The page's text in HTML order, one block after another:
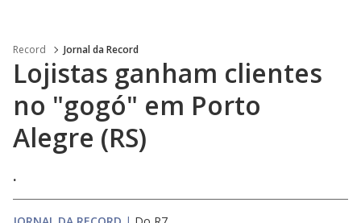
Record Jornal da Record
Lojistas ganham clientes
no "gogó" em Porto
Alegre (RS)
.